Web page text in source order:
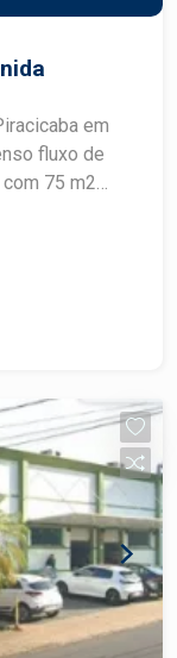
em
fluxo de
de